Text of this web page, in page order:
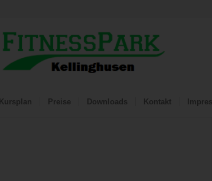
Kursplan Preise Downloads Kontakt